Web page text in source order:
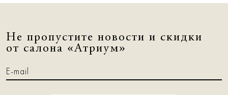
Не пропустите новости и скидки
от салона «Атриум»